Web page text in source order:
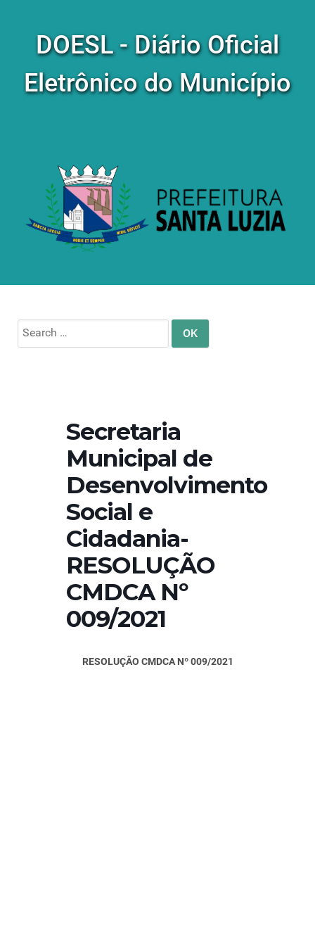
DOESL - Diário Oficial
Eletrônico do Município
Search
for:
Secretaria
Municipal de
Desenvolvimento
Social e
Cidadania-
RESOLUÇÃO
CMDCA Nº
009/2021
RESOLUÇÃO CMDCA Nº 009/2021